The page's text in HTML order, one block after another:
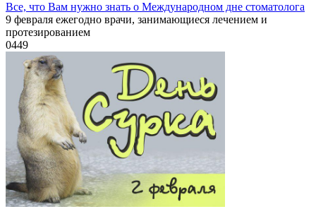
Все, что Вам нужно знать о Международном дне стоматолога
9 февраля ежегодно врачи, занимающиеся лечением и
протезированием
0449